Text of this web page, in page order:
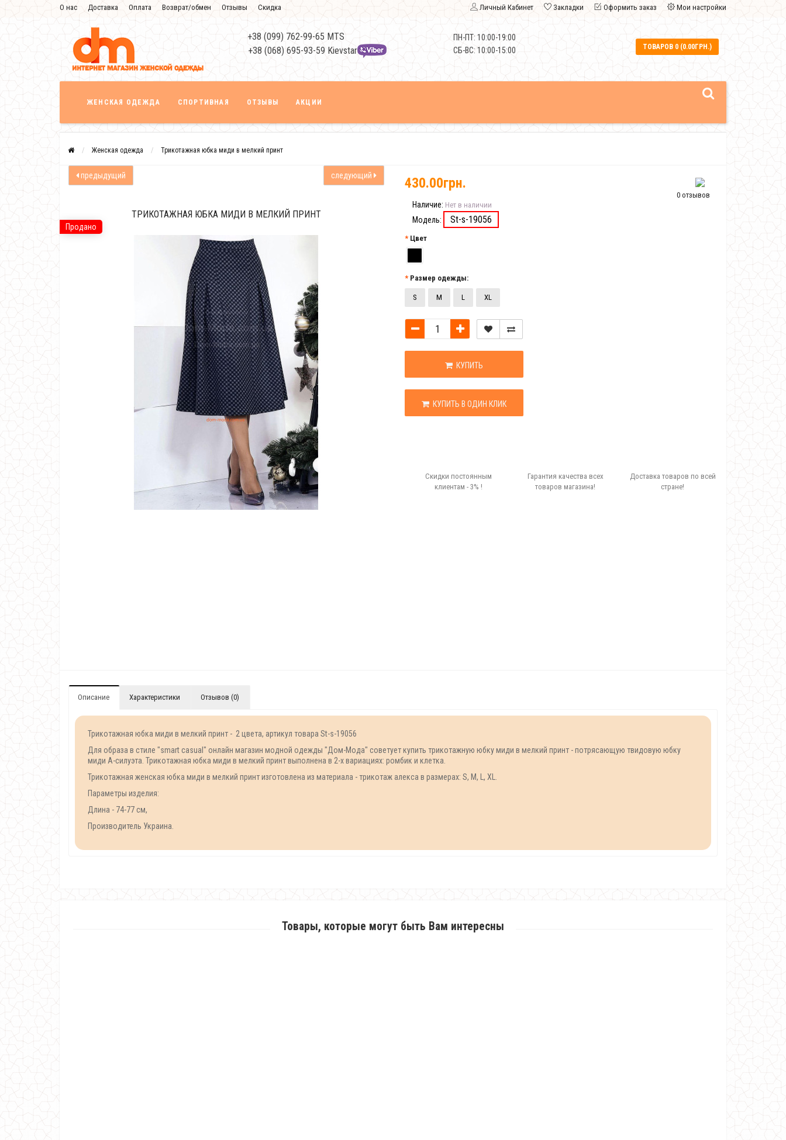
О нас Доставка Оплата Возврат/обмен Отзывы Скидка Личный Кабинет Закладки Оформить заказ Мои настройки
+38 (099) 762-99-65 MTS
+38 (068) 695-93-59 Kievstar
ПН-ПТ: 10:00-19:00
СБ-ВС: 10:00-15:00
ТОВАРОВ 0 (0.00ГРН.)
ЖЕНСКАЯ ОДЕЖДА СПОРТИВНАЯ ОТЗЫВЫ АКЦИИ
Женская одежда Трикотажная юбка миди в мелкий принт
предыдущий следующий
Продано
ТРИКОТАЖНАЯ ЮБКА МИДИ В МЕЛКИЙ ПРИНТ
0 отзывов
430.00грн.
Наличие: Нет в наличии
Модель: St-s-19056
Цвет
Размер одежды:
S M L XL
КУПИТЬ
КУПИТЬ В ОДИН КЛИК
Скидки постоянным
клиентам - 3% !
Гарантия качества всех
товаров магазина!
Доставка товаров по всей
стране!
Описание Характеристики Отзывов (0)
Трикотажная юбка миди в мелкий принт - 2 цвета, артикул товара St-s-19056
Для образа в стиле "smart casual" онлайн магазин модной одежды "Дом-Мода" советует купить трикотажную юбку миди в мелкий принт - потрясающую твидовую юбку
миди А-силуэта. Трикотажная юбка миди в мелкий принт выполнена в 2-х вариациях: ромбик и клетка.
Трикотажная женская юбка миди в мелкий принт изготовлена из материала - трикотаж алекса в размерах: S, M, L, XL.
Параметры изделия:
Длина - 74-77 см,
Производитель Украина.
Товары, которые могут быть Вам интересны